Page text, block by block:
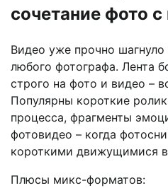
сочетание фото с
Видео уже прочно шагнуло
любого фотографа. Лента
строго на фото и видео –
Популярны короткие
процесса, фрагменты
фотовидео – когда
короткими движущимися
Плюсы микс-форматов: